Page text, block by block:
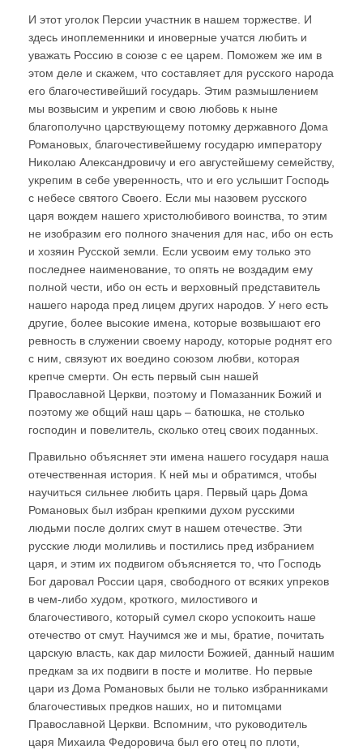
И этот уголок Персии участник в нашем торжестве. И
здесь иноплеменники и иноверные учатся любить и
уважать Россию в союзе с ее царем. Поможем же им в
этом деле и скажем, что составляет для русского народа
его благочестивейший государь. Этим размышлением
мы возвысим и укрепим и свою любовь к ныне
благополучно царствующему потомку державного Дома
Романовых, благочестивейшему государю императору
Николаю Александровичу и его августейшему семейству,
укрепим в себе уверенность, что и его услышит Господь
с небесе святого Своего. Если мы назовем русского
царя вождем нашего христолюбивого воинства, то этим
не изобразим его полного значения для нас, ибо он есть
и хозяин Русской земли. Если усвоим ему только это
последнее наименование, то опять не воздадим ему
полной чести, ибо он есть и верховный представитель
нашего народа пред лицем других народов. У него есть
другие, более высокие имена, которые возвышают его
ревность в служении своему народу, которые роднят его
с ним, связуют их воедино союзом любви, которая
крепче смерти. Он есть первый сын нашей
Православной Церкви, поэтому и Помазанник Божий и
поэтому же общий наш царь – батюшка, не столько
господин и повелитель, сколько отец своих поданных.
Правильно объясняет эти имена нашего государя наша
отечественная история. К ней мы и обратимся, чтобы
научиться сильнее любить царя. Первый царь Дома
Романовых был избран крепкими духом русскими
людьми после долгих смут в нашем отечестве. Эти
русские люди молиливь и постились пред избранием
царя, и этим их подвигом объясняется то, что Господь
Бог даровал России царя, свободного от всяких упреков
в чем-либо худом, кроткого, милостивого и
благочестивого, который сумел скоро успокоить наше
отечество от смут. Научимся же и мы, братие, почитать
царскую власть, как дар милости Божией, данный нашим
предкам за их подвиги в посте и молитве. Но первые
цари из Дома Романовых были не только избранниками
благочестивых предков наших, но и питомцами
Православной Церкви. Вспомним, что руководитель
царя Михаила Федоровича был его отец по плоти,